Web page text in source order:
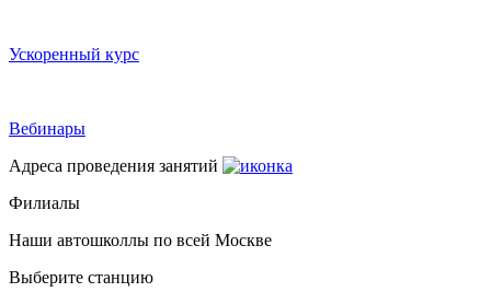
Ускоренный курс
Вебинары
Адреса проведения занятий
Филиалы
Наши автошколлы по всей Москве
Выберите станцию